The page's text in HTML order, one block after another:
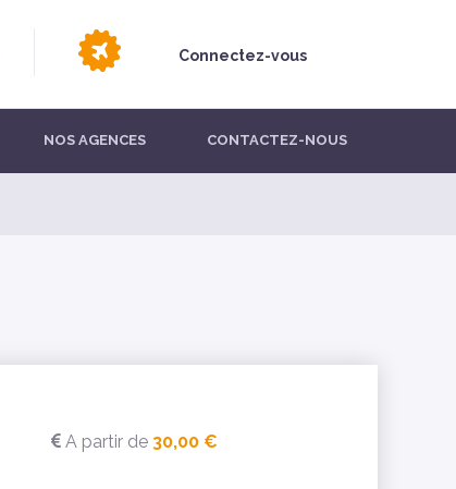
Connectez-vous
NOS AGENCES CONTACTEZ-NOUS
A partir de 30,00 €